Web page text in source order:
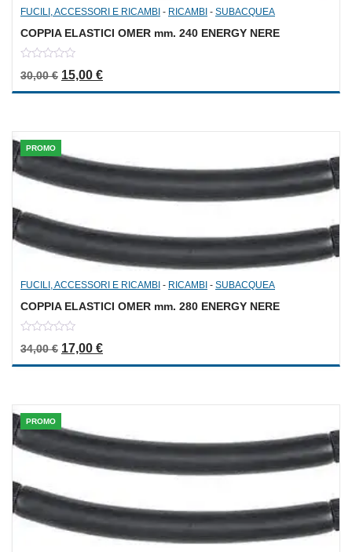
FUCILI, ACCESSORI E RICAMBI - RICAMBI - SUBACQUEA
COPPIA ELASTICI OMER mm. 240 ENERGY NERE
out
30,00€ Il prezzo originale era: 30,00 €.
15,00 €Il prezzo attuale è: 15,00 €.
PROMO
FUCILI, ACCESSORI E RICAMBI - RICAMBI - SUBACQUEA
COPPIA ELASTICI OMER mm. 280 ENERGY NERE
out
of
34,00€ Il prezzo originale era: 34,00 €.
17,00 €Il prezzo attuale è: 17,00 €.
PROMO